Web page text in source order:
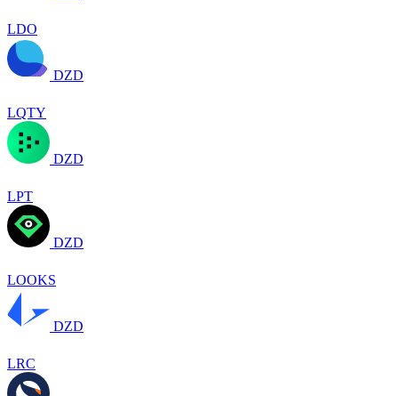
LDO
DZD
LQTY
DZD
LPT
DZD
LOOKS
DZD
LRC